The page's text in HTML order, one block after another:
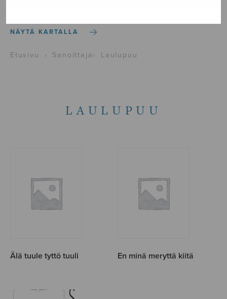
NÄYTÄ KARTALLA
Etusivu › Sanoittaja › Laulupuu
LAULUPUU
Älä tuule tyttö tuuli En minä meryttä kiitä